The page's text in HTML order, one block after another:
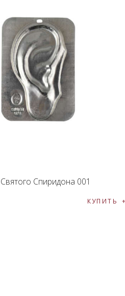
Спиридона 001
КУПИТЬ